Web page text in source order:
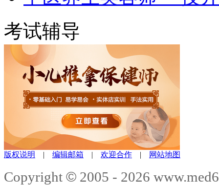
考试辅导
版权说明 | 编辑邮箱 | 欢迎合作 | 网站地图
Copyright © 2005 - 2026